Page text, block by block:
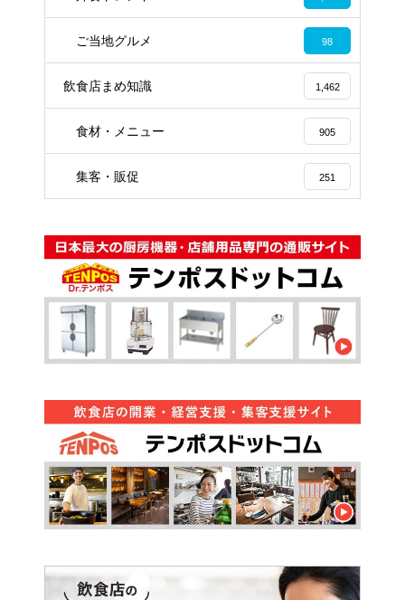
ご当地グルメ 98
飲食店まめ知識 1,462
食材・メニュー 905
集客・販促 251